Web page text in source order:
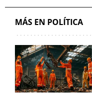
MÁS EN POLÍTICA